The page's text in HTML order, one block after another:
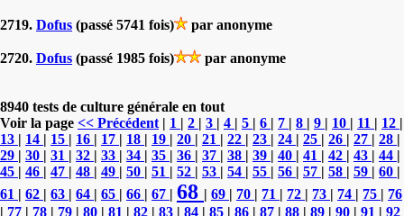
2719. Dofus (passé 5741 fois) par anonyme
2720. Dofus (passé 1985 fois) par anonyme
8940 tests de culture générale en tout
Voir la page << Précédent | 1 | 2 | 3 | 4 | 5 | 6 | 7 | 8 | 9 | 10 | 11 | 12 |
13 | 14 | 15 | 16 | 17 | 18 | 19 | 20 | 21 | 22 | 23 | 24 | 25 | 26 | 27 | 28 |
29 | 30 | 31 | 32 | 33 | 34 | 35 | 36 | 37 | 38 | 39 | 40 | 41 | 42 | 43 | 44 |
45 | 46 | 47 | 48 | 49 | 50 | 51 | 52 | 53 | 54 | 55 | 56 | 57 | 58 | 59 | 60 |
61 | 62 | 63 | 64 | 65 | 66 | 67 | 68 | 69 | 70 | 71 | 72 | 73 | 74 | 75 | 76
| 77 | 78 | 79 | 80 | 81 | 82 | 83 | 84 | 85 | 86 | 87 | 88 | 89 | 90 | 91 | 92